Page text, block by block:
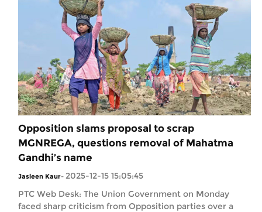
Opposition slams proposal to scrap
MGNREGA, questions removal of Mahatma
Gandhi’s name
Jasleen Kaur- 2025-12-15 15:05:45
PTC Web Desk: The Union Government on Monday
faced sharp criticism from Opposition parties over a